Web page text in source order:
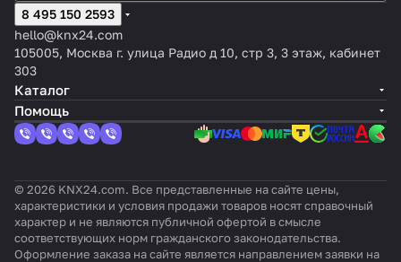
8 495 150 2593
hello@knx24.com
105005, Москва г. улица Радио д 10, стр 3, 3 этаж, кабинет
303
Каталог
Помощь
© 2026 KNX24.com. Все представленные на сайте цены,
характеристики и условия продажи товаров носят справочный
характер и не являются публичной офертой в смысле
соответствующих норм гражданского законодательства.
Оформление заказа на сайте является направлением заявки на